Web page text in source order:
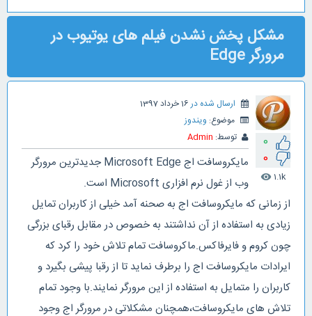
مشکل پخش نشدن فیلم های یوتیوب در
مرورگر Edge
0
0
1.1k
visibility
ارسال شده در 16 خرداد 1397
موضوع: ویندوز
توسط: Admin
مایکروسافت اج Microsoft Edge جدیدترین مرورگر
وب از غول نرم افزاری Microsoft است.
از زمانی که مایکروسافت اج به صحنه آمد خیلی از کاربران تمایل
زیادی به استفاده از آن نداشتند به خصوص در مقابل رقبای بزرگی
چون کروم و فایرفاکس.ماکروسافت تمام تلاش خود را کرد که
ایرادات مایکروسافت اج را برطرف نماید تا از رقبا پیشی بگیرد و
کاربران را متمایل به استفاده از این مرورگر نمایند.با وجود تمام
تلاش های مایکروسافت،همچنان مشکلاتی در مرورگر اج وجود